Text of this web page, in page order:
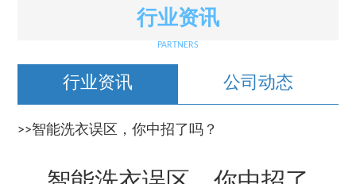
行业资讯
PARTNERS
行业资讯 公司动态
>>智能洗衣误区，你中招了吗？